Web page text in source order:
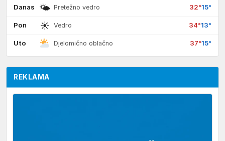
Danas 🌤 Pretežno vedro 32°15°
Pon ☀ Vedro 34°13°
Uto Djelomično oblačno 37°15°
REKLAMA